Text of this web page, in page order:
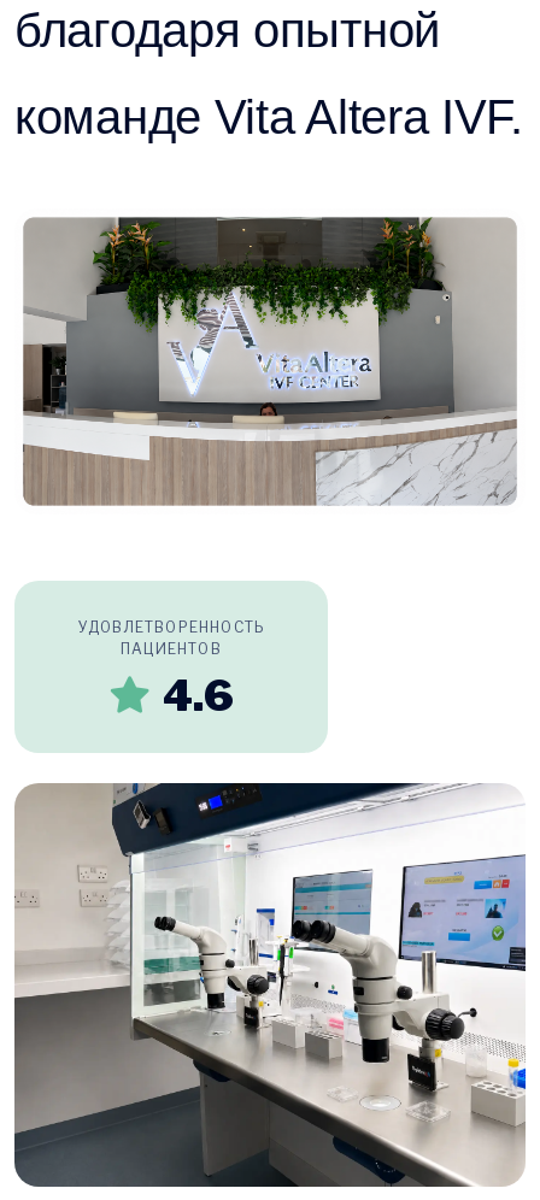
благодаря опытной
команде Vita Altera IVF.
УДОВЛЕТВОРЕННОСТЬ
ПАЦИЕНТОВ
4.6